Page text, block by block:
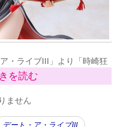
・ライブIII」より「時崎狂
が妖艶なチャイナドレス衣
した。
を読む
ません
デート・ア・ライブIII